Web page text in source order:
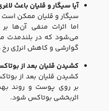
آیا سیگار و قلیان باعث
سیگار و قلیان ممکن است
اما اثرات منفی آن‌ها
می‌شود که در بلندمدت
گوارشی و کاهش انرژی رخ
کشیدن قلیان بعد از بوتاکس
کشیدن قلیان بعد از
بر روی پوست و روند
اثربخشی بوتاکس شود.